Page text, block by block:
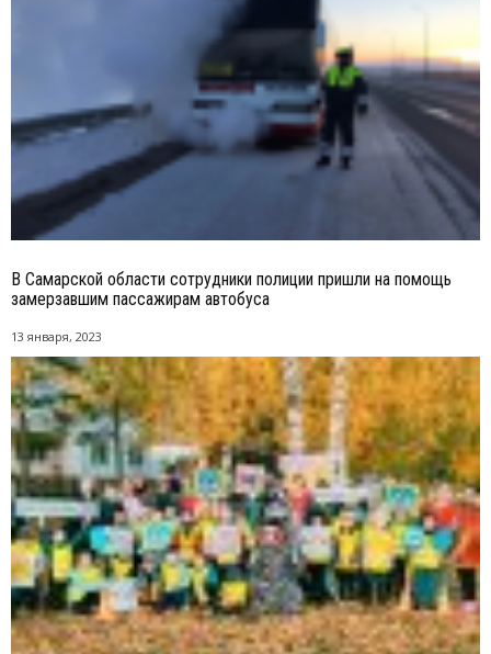
В Самарской области сотрудники полиции пришли на помощь
замерзавшим пассажирам автобуса
13 января, 2023